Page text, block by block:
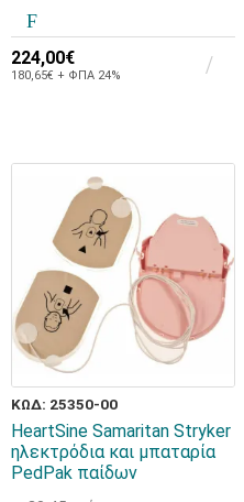
224,00€
180,65€ + ΦΠΑ 24%
ΚΩΔ: 25350-00
HeartSine Samaritan Stryker
ηλεκτρόδια και μπαταρία
PedPak παίδων